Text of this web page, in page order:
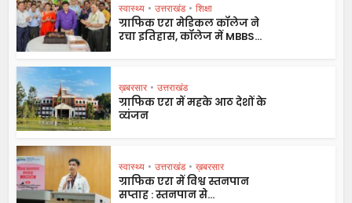
स्वास्थ्य • उत्तराखंड • शिक्षा
ग्राफिक एरा मेडिकल कॉलेज ने
रचा इतिहास, कॉलेज में MBBS...
ख़बरसार • उत्तराखंड
ग्राफिक एरा में महके आठ देशों के
व्यंजन
स्वास्थ्य • उत्तराखंड • ख़बरसार
ग्राफिक एरा में विश्व स्तनपान
सप्ताह : स्तनपान से...